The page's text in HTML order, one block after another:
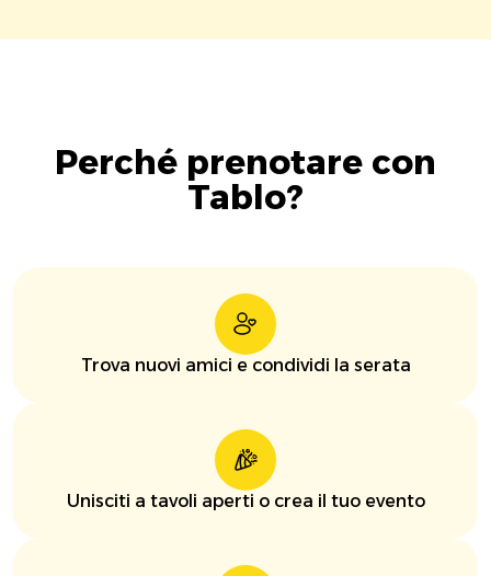
Perché prenotare con
Tablo?
Trova nuovi amici e condividi la serata
Unisciti a tavoli aperti o crea il tuo evento